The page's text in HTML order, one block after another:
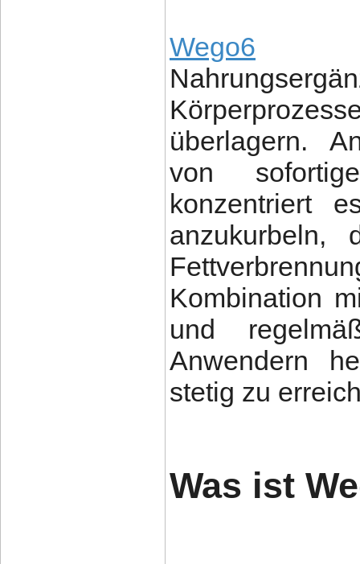
Wego6
überlagern.
von
konzentriert
Kombination
und
Anwendern
stetig zu
Was ist